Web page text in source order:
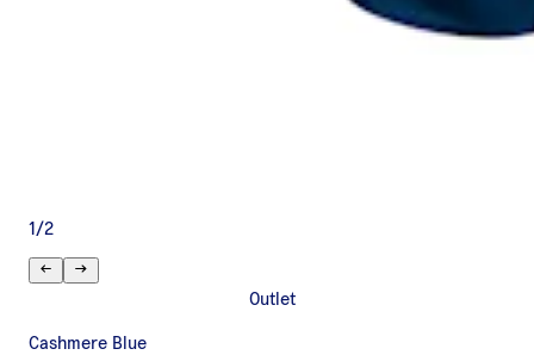
1 /2
Outlet
Cashmere Blue